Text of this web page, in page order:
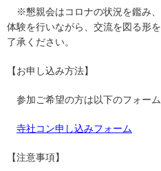
※懇親会はコロナの状況を鑑み
体験を行いながら、交流を図る形
了承ください。
【お申し込み方法】
参加ご希望の方は以下のフォーム
寺社コン申し込みフォーム
【注意事項】